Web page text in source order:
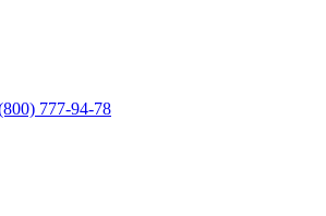
777-94-78